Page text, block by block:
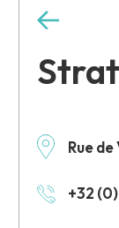
Rue
+32 (0)
+
−